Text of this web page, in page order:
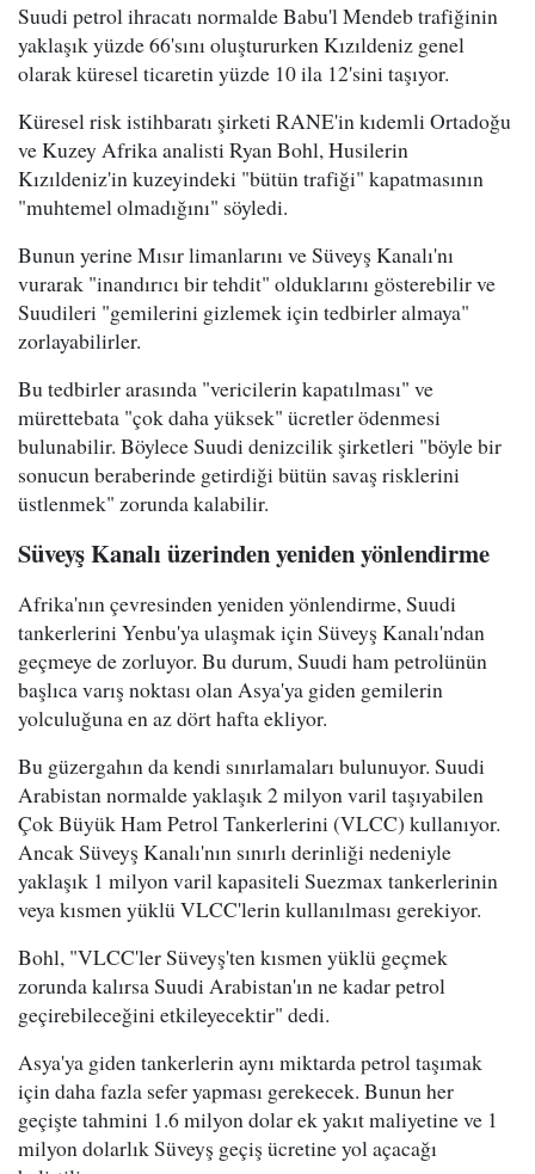
Suudi petrol ihracatı normalde Babu'l Mendeb trafiğinin
yaklaşık yüzde 66'sını oluştururken Kızıldeniz genel
olarak küresel ticaretin yüzde 10 ila 12'sini taşıyor.
Küresel risk istihbaratı şirketi RANE'in kıdemli Ortadoğu
ve Kuzey Afrika analisti Ryan Bohl, Husilerin
Kızıldeniz'in kuzeyindeki "bütün trafiği" kapatmasının
"muhtemel olmadığını" söyledi.
Bunun yerine Mısır limanlarını ve Süveyş Kanalı'nı
vurarak "inandırıcı bir tehdit" olduklarını gösterebilir ve
Suudileri "gemilerini gizlemek için tedbirler almaya"
zorlayabilirler.
Bu tedbirler arasında "vericilerin kapatılması" ve
mürettebata "çok daha yüksek" ücretler ödenmesi
bulunabilir. Böylece Suudi denizcilik şirketleri "böyle bir
sonucun beraberinde getirdiği bütün savaş risklerini
üstlenmek" zorunda kalabilir.
Süveyş Kanalı üzerinden yeniden yönlendirme
Afrika'nın çevresinden yeniden yönlendirme, Suudi
tankerlerini Yenbu'ya ulaşmak için Süveyş Kanalı'ndan
geçmeye de zorluyor. Bu durum, Suudi ham petrolünün
başlıca varış noktası olan Asya'ya giden gemilerin
yolculuğuna en az dört hafta ekliyor.
Bu güzergahın da kendi sınırlamaları bulunuyor. Suudi
Arabistan normalde yaklaşık 2 milyon varil taşıyabilen
Çok Büyük Ham Petrol Tankerlerini (VLCC) kullanıyor.
Ancak Süveyş Kanalı'nın sınırlı derinliği nedeniyle
yaklaşık 1 milyon varil kapasiteli Suezmax tankerlerinin
veya kısmen yüklü VLCC'lerin kullanılması gerekiyor.
Bohl, "VLCC'ler Süveyş'ten kısmen yüklü geçmek
zorunda kalırsa Suudi Arabistan'ın ne kadar petrol
geçirebileceğini etkileyecektir" dedi.
Asya'ya giden tankerlerin aynı miktarda petrol taşımak
için daha fazla sefer yapması gerekecek. Bunun her
geçişte tahmini 1.6 milyon dolar ek yakıt maliyetine ve 1
milyon dolarlık Süveyş geçiş ücretine yol açacağı